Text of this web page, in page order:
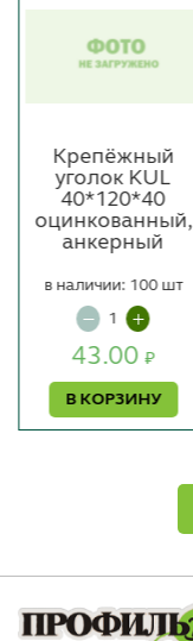
Крепёжный
уголок KUL
40*120*40
оцинкованный,
анкерный
43.00₽
В КОРЗИНУ
в наличии: 100 шт